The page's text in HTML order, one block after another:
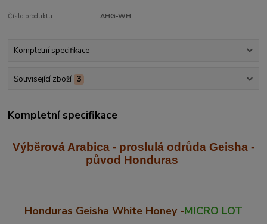
Číslo produktu: AHG-WH
Kompletní specifikace
Související zboží 3
Kompletní specifikace
Výběrová Arabica - proslulá odrůda Geisha-
původ Honduras
Honduras Geisha White Honey -MICRO LOT